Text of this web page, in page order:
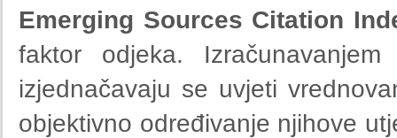
Emerging Sources Citation
faktor odjeka.
izjednačavaju se uvjeti
objektivno određivanje njihove